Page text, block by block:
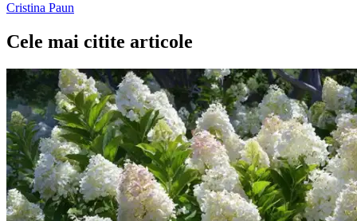
Cristina Paun
Cele mai citite articole